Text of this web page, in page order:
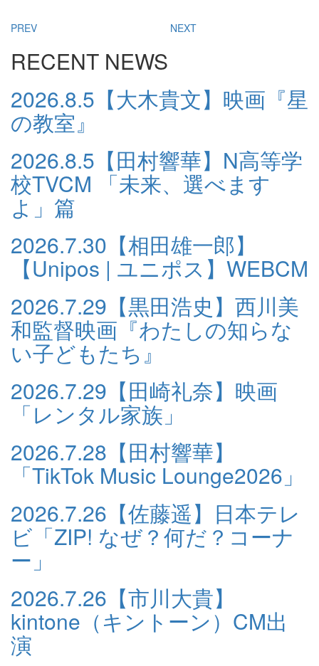
PREV NEXT
RECENT NEWS
2026.8.5 【大木貴文】映画『星
の教室』
2026.8.5 【田村響華】N高等学
校TVCM 「未来、選べます
よ」篇
2026.7.30 【相田雄一郎】
【Unipos | ユニポス】WEBCM
2026.7.29 【黒田浩史】西川美
和監督映画『わたしの知らな
い子どもたち』
2026.7.29 【田崎礼奈】映画
「レンタル家族」
2026.7.28 【田村響華】
「TikTok Music Lounge2026」
2026.7.26 【佐藤遥】日本テレ
ビ「ZIP! なぜ？何だ？コーナ
ー」
2026.7.26 【市川大貴】
kintone（キントーン）CM出
演